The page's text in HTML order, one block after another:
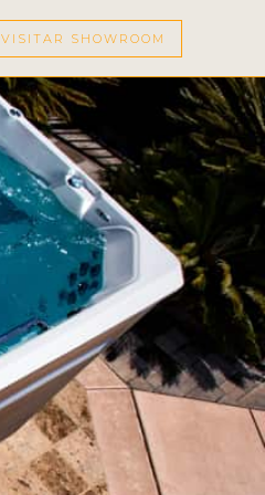
VISITAR SHOWROOM